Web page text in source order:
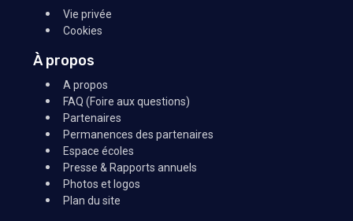
Vie privée
Cookies
À propos
A propos
FAQ (Foire aux questions)
Partenaires
Permanences des partenaires
Espace écoles
Presse & Rapports annuels
Photos et logos
Plan du site